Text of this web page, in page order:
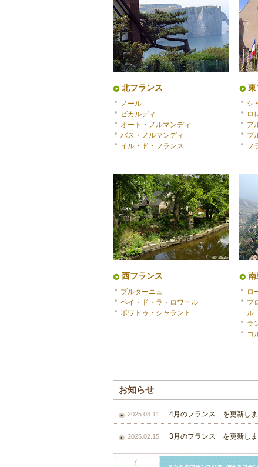
北フランス
ノール
ビカルディ
オート・ノルマンディ
バス・ノルマンディ
イル・ド・フランス
東
シ
ロ
ア
ブ
フ
西フランス
ブルターニュ
ペイ・ド・ラ・ロワール
ポワトゥ・シャラント
南
ロ
プ
ル
ラ
コ
お知らせ
2025.03.11 4月のフランス を更新し
2025.02.15 3月のフランス を更新し